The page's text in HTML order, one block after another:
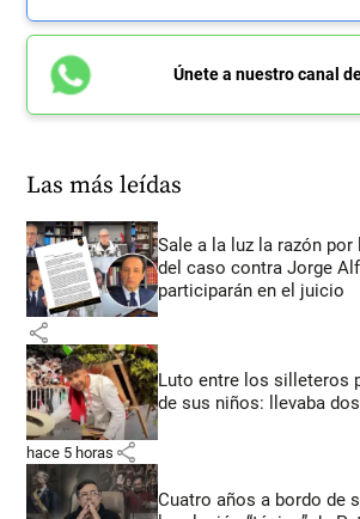
Únete a nuestro canal
Las más leídas
Sale a la luz la razón
del caso contra Jorge
participarán en el juicio
share
Luto entre los silleteros
de sus niños: llevaba
hace 5 horas share
Cuatro años a bordo de